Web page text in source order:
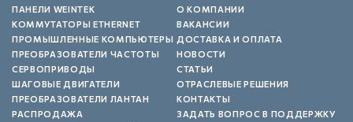
ПАНЕЛИ WEINTEK
КОММУТАТОРЫ ETHERNET
ПРОМЫШЛЕННЫЕ КОМПЬЮТЕРЫ
ПРЕОБРАЗОВАТЕЛИ ЧАСТОТЫ
СЕРВОПРИВОДЫ
ШАГОВЫЕ ДВИГАТЕЛИ
ПРЕОБРАЗОВАТЕЛИ ЛАНТАН
РАСПРОДАЖА
О КОМПАНИИ
ВАКАНСИИ
ДОСТАВКА И ОПЛАТА
НОВОСТИ
СТАТЬИ
ОТРАСЛЕВЫЕ РЕШЕНИЯ
КОНТАКТЫ
ЗАДАТЬ ВОПРОС В ПОДДЕРЖКУ